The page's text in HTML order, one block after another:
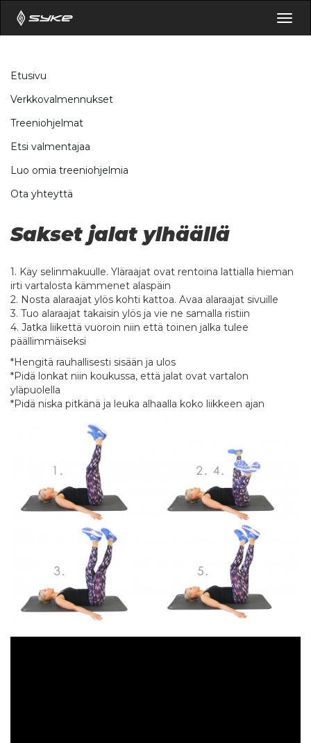
Etusivu
Verkkovalmennukset
Treeniohjelmat
Etsi valmentajaa
Luo omia treeniohjelmia
Ota yhteyttä
Sakset jalat ylhäällä
1. Käy selinmakuulle. Yläraajat ovat rentoina lattialla hieman
irti vartalosta kämmenet alaspäin
2. Nosta alaraajat ylös kohti kattoa. Avaa alaraajat sivuille
3. Tuo alaraajat takaisin ylös ja vie ne samalla ristiin
4. Jatka liikettä vuoroin niin että toinen jalka tulee
päällimmäiseksi
*Hengitä rauhallisesti sisään ja ulos
*Pidä lonkat niin koukussa, että jalat ovat vartalon
yläpuolella
*Pidä niska pitkänä ja leuka alhaalla koko liikkeen ajan